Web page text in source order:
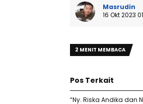
Masrudin
16 Okt 2023
2 MENIT MEMBACA
Pos Terkait
“Ny. Riska Andika dan